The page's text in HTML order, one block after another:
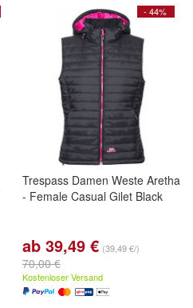
- 44%
Trespass Damen Weste Aretha
- Female Casual Gilet Black
ab 39,49 € (39,49 €/)
70,00 €
Kostenloser Versand